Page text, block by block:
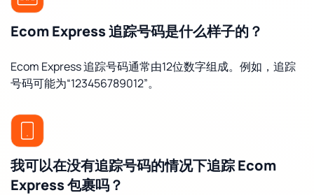
Ecom Express 追踪号码是什么样子的？
Ecom Express 追踪号码通常由12位数字组成。例如，追踪
号码可能为“123456789012”。
我可以在没有追踪号码的情况下追踪 Ecom
Express 包裹吗？